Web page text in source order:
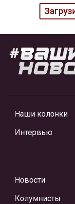
Наши колонки
Интервью
Новости
Колумнисты